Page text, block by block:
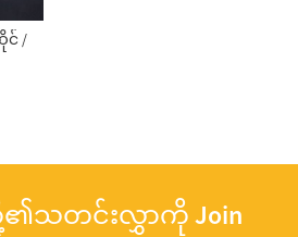
င် /
သတင်းလွှာကို Join